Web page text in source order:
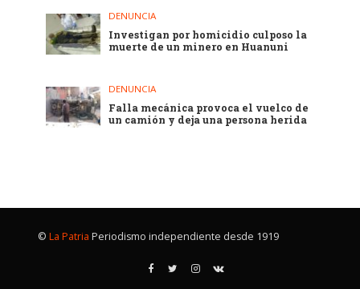
DENUNCIA
Investigan por homicidio culposo la
muerte de un minero en Huanuni
DENUNCIA
Falla mecánica provoca el vuelco de
un camión y deja una persona herida
© La Patria Periodismo independiente desde 1919